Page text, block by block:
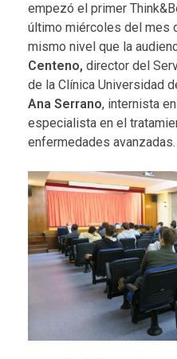
empezó el primer
último miércoles del mes
mismo nivel que la
Centeno, director del
de la Clínica Universidad
Ana Serrano, internista
especialista en el
enfermedades avanzadas.